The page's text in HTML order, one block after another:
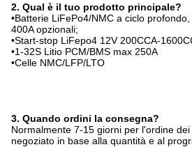
2. Qual è il tuo prodotto principale?
•Batterie LiFePo4/NMC a ciclo
400A opzionali;
•Start-stop LiFepo4 12V 200CCA-
•1-32S Litio PCM/BMS max 250A
•Celle NMC/LFP/LTO
3. Quando ordini la consegna?
Normalmente 7-15 giorni per l'ordine
negoziato in base alla quantità e al